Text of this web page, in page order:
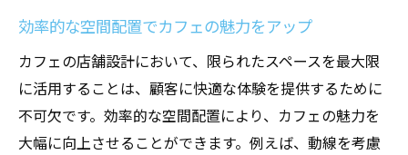
効率的な空間配置でカフェの魅力をアップ
カフェの店舗設計において、限られたスペースを最大限
に活用することは、顧客に快適な体験を提供するために
不可欠です。効率的な空間配置により、カフェの魅力を
大幅に向上させることができます。例えば、動線を考慮